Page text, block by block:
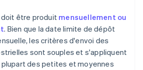
être produit mensuellement ou
. Bien que la date limite de dépôt
les critères d'envoi des
sont souples et s'appliquent
plupart des petites et moyennes